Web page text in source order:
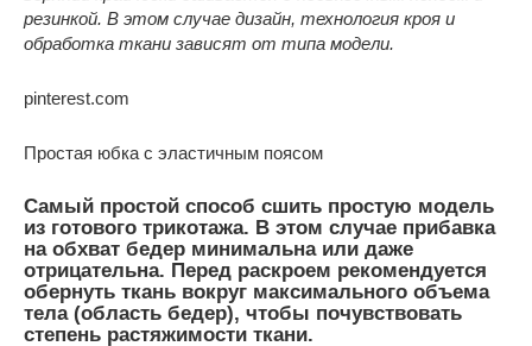
резинкой. В этом случае дизайн, технология кроя и
обработка ткани зависят от типа модели.
pinterest.com
Простая юбка с эластичным поясом
Самый простой способ сшить простую модель
из готового трикотажа. В этом случае прибавка
на обхват бедер минимальна или даже
отрицательна. Перед раскроем рекомендуется
обернуть ткань вокруг максимального объема
тела (область бедер), чтобы почувствовать
степень растяжимости ткани.